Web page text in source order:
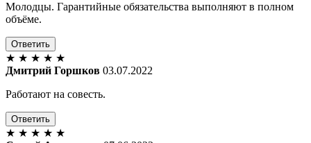
Молодцы. Гарантийные обязательства выполняют в полном
объёме.
Ответить
★ ★ ★ ★ ★
Дмитрий Горшков 03.07.2022
Работают на совесть.
Ответить
★ ★ ★ ★ ★